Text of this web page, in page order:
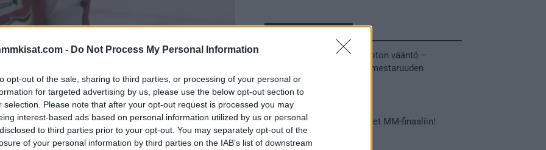
- Do Not Process My Personal Information
opt-out of the sale, sharing to third parties, or processing of your personal or
for targeted advertising by us, please use the below opt-out section to
selection. Please note that after your opt-out request is processed you may
interest-based ads based on personal information utilized by us or personal
to third parties prior to your opt-out. You may separately opt-out of the
of your personal information by third parties on the IAB’s list of downstream
sillä seura ilmoitti tilikauden olleen
MM-kullasta käytiin armoton vääntö –
Leijonat voitti maailmanmestaruuden
jatkoajalla
31.05.2026 23:27
Tässä Leijonien kentälliset MM-finaaliin!
31.05.2026 18:37